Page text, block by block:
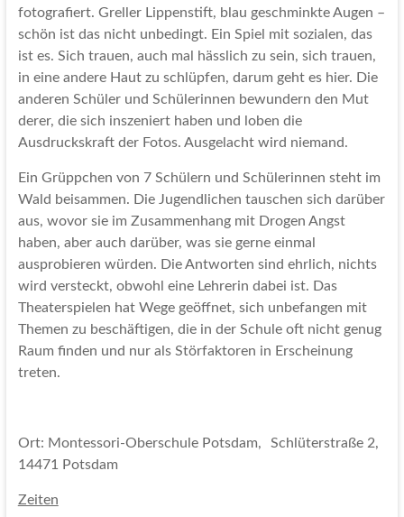
fotografiert. Greller Lippenstift, blau geschminkte Augen –
schön ist das nicht unbedingt. Ein Spiel mit sozialen, das
ist es. Sich trauen, auch mal hässlich zu sein, sich trauen,
in eine andere Haut zu schlüpfen, darum geht es hier. Die
anderen Schüler und Schülerinnen bewundern den Mut
derer, die sich inszeniert haben und loben die
Ausdruckskraft der Fotos. Ausgelacht wird niemand.
Ein Grüppchen von 7 Schülern und Schülerinnen steht im
Wald beisammen. Die Jugendlichen tauschen sich darüber
aus, wovor sie im Zusammenhang mit Drogen Angst
haben, aber auch darüber, was sie gerne einmal
ausprobieren würden. Die Antworten sind ehrlich, nichts
wird versteckt, obwohl eine Lehrerin dabei ist. Das
Theaterspielen hat Wege geöffnet, sich unbefangen mit
Themen zu beschäftigen, die in der Schule oft nicht genug
Raum finden und nur als Störfaktoren in Erscheinung
treten.
Ort: Montessori-Oberschule Potsdam, Schlüterstraße 2,
14471 Potsdam
Zeiten